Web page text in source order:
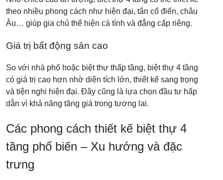
theo nhiều phong cách như hiện đại, tân cổ điển, châu
Âu… giúp gia chủ thể hiện cá tính và đẳng cấp riêng.
Giá trị bất động sản cao
So với nhà phố hoặc biệt thự thấp tầng, biệt thự 4 tầng
có giá trị cao hơn nhờ diện tích lớn, thiết kế sang trọng
và tiện nghi hiện đại. Đây cũng là lựa chọn đầu tư hấp
dẫn vì khả năng tăng giá trong tương lai.
Các phong cách thiết kế biệt thự 4
tầng phổ biến – Xu hướng và đặc
trưng